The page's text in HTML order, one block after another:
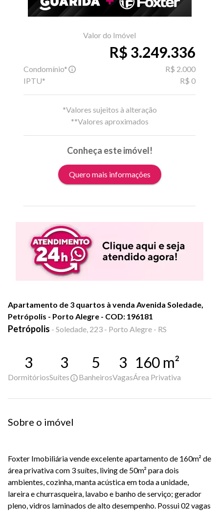
Valor do Imóvel
R$ 3.249.336
Condomínio*
R$ 2.000
IPTU*
R$ 0
*Valores sujeitos à alteração
**Valores aproximados
Conheça este imóvel!
Quero mais informações
Apartamento de 3 quartos à venda Avenida Soledade,
Petrópolis - Porto Alegre - COD: 196181
Petrópolis - Soledade, 223 - Porto Alegre - RS
3
Dormitórios
3
Suítes
5
Banheiros
3
Vagas
160 m²
Área Privativa
Sobre o imóvel
Foxter Imobiliária vende excelente apartamento de 160m² de
área privativa com 3 suítes, living de 50m² para dois
ambientes, cozinha, manta acústica em toda a unidade,
lareira e churrasqueira, lavabo e banho de serviço; gerador
pleno, vidros laminados de alto desempenho. Possui 02 vagas